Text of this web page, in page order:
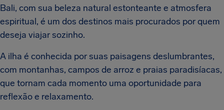
Bali, com sua beleza natural estonteante e atmosfera
espiritual, é um dos destinos mais procurados por quem
deseja viajar sozinho.
A ilha é conhecida por suas paisagens deslumbrantes,
com montanhas, campos de arroz e praias paradisíacas,
que tornam cada momento uma oportunidade para
reflexão e relaxamento.